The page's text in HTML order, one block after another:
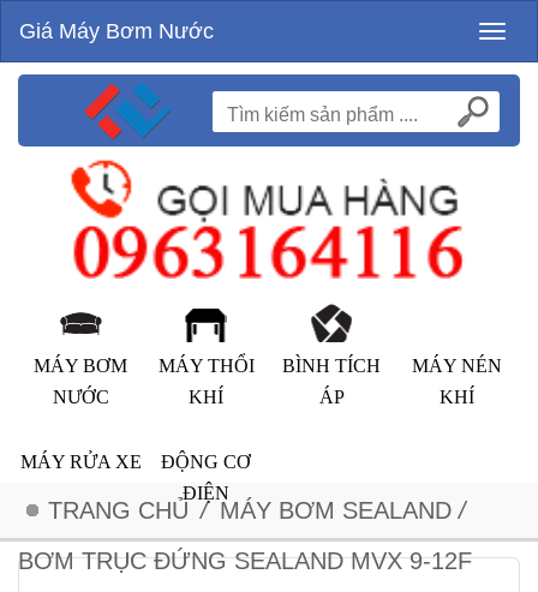
Giá Máy Bơm Nước
MÁY BƠM
NƯỚC
MÁY THỔI
KHÍ
BÌNH TÍCH
ÁP
MÁY NÉN
KHÍ
MÁY RỬA XE
ĐỘNG CƠ
ĐIỆN
TRANG CHỦ / MÁY BƠM SEALAND /
BƠM TRỤC ĐỨNG SEALAND MVX 9-12F